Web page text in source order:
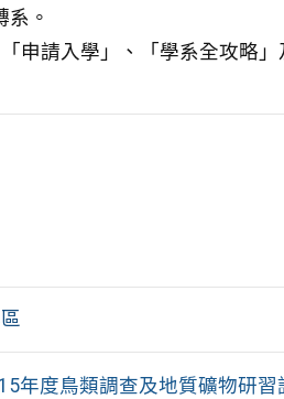
系。
申請入學」、「學系全攻略
年度鳥類調查及地質礦物研